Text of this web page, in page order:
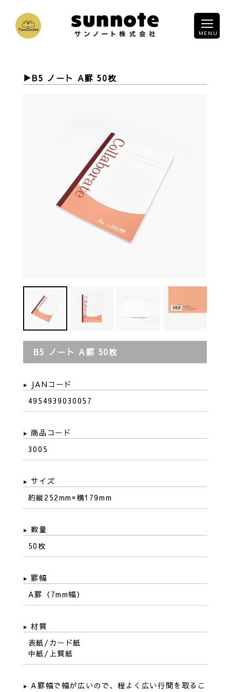
B5 ノート A罫 50枚
B5 ノート A罫 50枚
JANコード
4954939030057
商品コード
3005
サイズ
約縦252mm×横179mm
数量
50枚
罫幅
A罫（7mm幅）
材質
表紙/カード紙
中紙/上質紙
A罫幅で幅が広いので、程よく広い行間を取るこ